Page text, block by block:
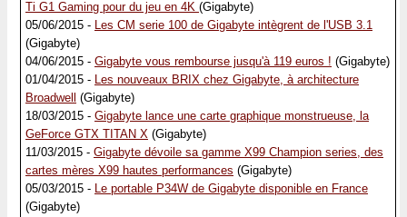
Ti G1 Gaming pour du jeu en 4K (Gigabyte)
05/06/2015 - Les CM serie 100 de Gigabyte intègrent de l'USB 3.1
(Gigabyte)
04/06/2015 - Gigabyte vous rembourse jusqu'à 119 euros ! (Gigabyte)
01/04/2015 - Les nouveaux BRIX chez Gigabyte, à architecture
Broadwell
(Gigabyte)
18/03/2015 - Gigabyte lance une carte graphique monstrueuse, la
GeForce GTX TITAN X (Gigabyte)
11/03/2015 - Gigabyte dévoile sa gamme X99 Champion series, des
cartes mères X99 hautes performances (Gigabyte)
05/03/2015 - Le portable P34W de Gigabyte disponible en France
(Gigabyte)